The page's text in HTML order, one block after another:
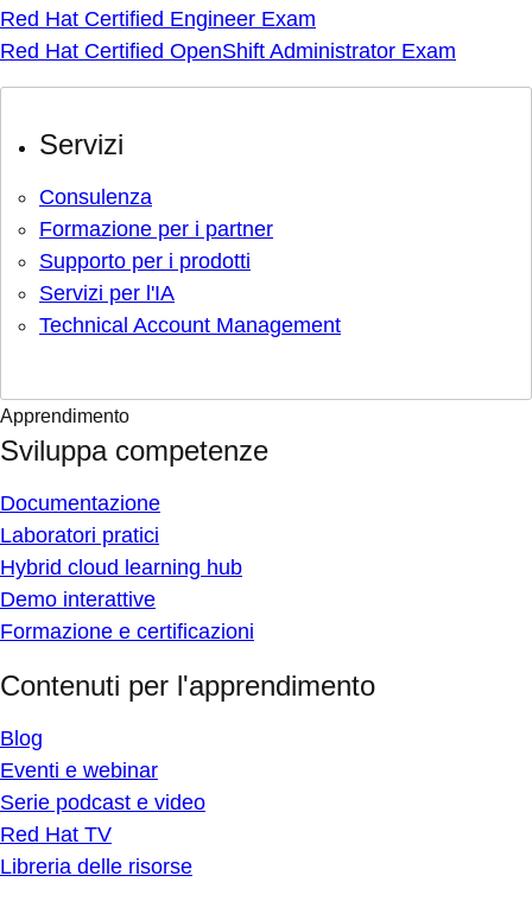
Red Hat Certified Engineer Exam
Red Hat Certified OpenShift Administrator Exam
Servizi
Consulenza
Formazione per i partner
Supporto per i prodotti
Servizi per l'IA
Technical Account Management
Apprendimento
Sviluppa competenze
Documentazione
Laboratori pratici
Hybrid cloud learning hub
Demo interattive
Formazione e certificazioni
Contenuti per l'apprendimento
Blog
Eventi e webinar
Serie podcast e video
Red Hat TV
Libreria delle risorse